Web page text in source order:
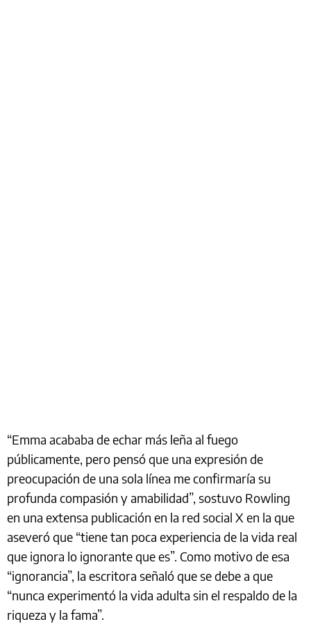
“Emma acababa de echar más leña al fuego
públicamente, pero pensó que una expresión de
preocupación de una sola línea me confirmaría su
profunda compasión y amabilidad”, sostuvo Rowling
en una extensa publicación en la red social X en la que
aseveró que “tiene tan poca experiencia de la vida real
que ignora lo ignorante que es”. Como motivo de esa
“ignorancia”, la escritora señaló que se debe a que
“nunca experimentó la vida adulta sin el respaldo de la
riqueza y la fama”.